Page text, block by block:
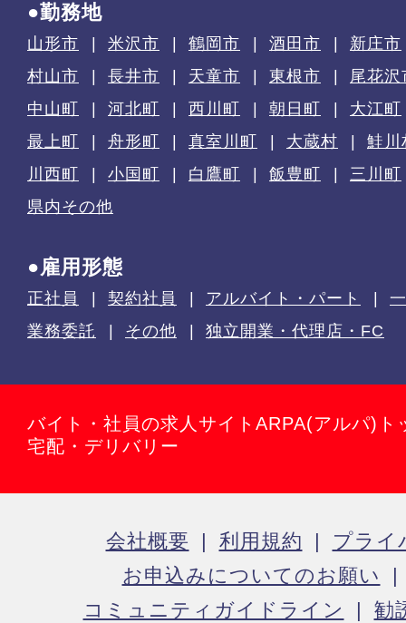
●勤務地
山形市 米沢市 鶴岡市 酒田市
新庄市
村山市
長井市 天童市 東根市
尾花沢
中山町
河北町 西川町 朝日町
大江町
最上町
舟形町 真室川町 大蔵村
鮭川
川西町
小国町 白鷹町 飯豊町
三川町
県内その他
●雇用形態
正社員 契約社員 アルバイト・パート
業務委託
その他 独立開業・代理店・FC
バイト・社員の求人サイトARPA(アルパ)ト
宅配・デリバリー
会社概要 利用規約
プライ
お申込みについてのお願い
コミュニティガイドライン
勧